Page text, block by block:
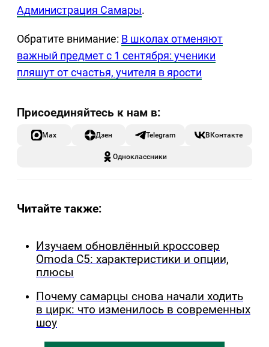
Администрация Самары.
Обратите внимание: В школах отменяют
важный предмет с 1 сентября: ученики
пляшут от счастья, учителя в ярости
Max Дзен Telegram ВКонтакте
Одноклассники
Читайте также:
Изучаем обновлённый кроссовер
Omoda C5: характеристики и опции,
плюсы
Почему самарцы снова начали ходить
в цирк: что изменилось в современных
шоу